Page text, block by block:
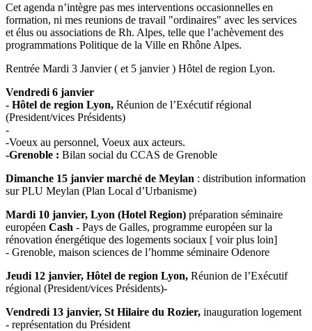
Cet agenda n’intègre pas mes interventions occasionnelles en
formation, ni mes reunions de travail "ordinaires" avec les services
et élus ou associations de Rh. Alpes, telle que l’achèvement des
programmations Politique de la Ville en Rhône Alpes.
Rentrée Mardi 3 Janvier ( et 5 janvier ) Hôtel de region Lyon.
Vendredi 6 janvier
- Hôtel de region Lyon, Réunion de l’Exécutif régional
(President/vices Présidents)
-
-Voeux au personnel, Voeux aux acteurs.
-Grenoble : Bilan social du CCAS de Grenoble
Dimanche 15 janvier marché de Meylan : distribution information
sur PLU Meylan (Plan Local d’Urbanisme)
Mardi 10 janvier, Lyon (Hotel Region) préparation séminaire
européen Cash - Pays de Galles, programme européen sur la
rénovation énergétique des logements sociaux [ voir plus loin]
- Grenoble, maison sciences de l’homme séminaire Odenore
Jeudi 12 janvier, Hôtel de region Lyon, Réunion de l’Exécutif
régional (President/vices Présidents)-
Vendredi 13 janvier, St Hilaire du Rozier, inauguration logement
- représentation du Président